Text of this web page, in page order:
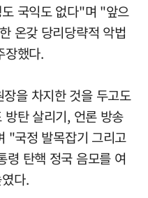
국익도 없다"며 "앞으
온갖 당리당략적 악법
장했다.
을 차지한 것을 두고도
탄 살리기, 언론 방송
"국정 발목잡기 그리고
령 탄핵 정국 음모를 여
다.